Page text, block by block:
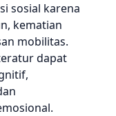
sosial karena
kematian
mobilitas.
dapat